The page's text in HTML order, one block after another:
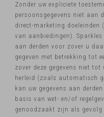
Zonder uw expliciete
persoonsgegevens niet aan
direct-marketing doeleinden
van aanbiedingen). Sparkles
aan derden voor zover u
gegeven met betrekking tot
zover deze gegevens niet
herleid (zoals automatisch
kan uw gegevens aan
basis van wet- en/of
genoodzaakt zijn als